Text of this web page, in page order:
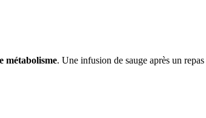
métabolisme. Une infusion de sauge après un